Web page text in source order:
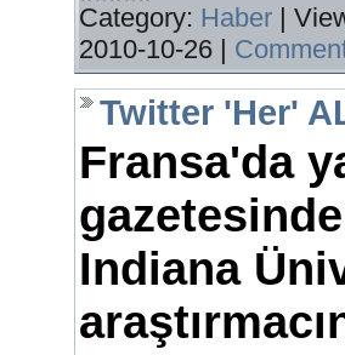
Category: Haber |
2010-10-26 |
Twitter 'Her'
Fransa'da
Indiana